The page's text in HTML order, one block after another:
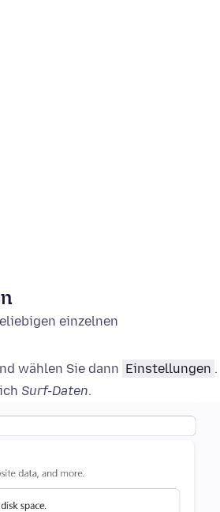
einzelnen
wählen Sie dann Einstellungen .
Surf-Daten.